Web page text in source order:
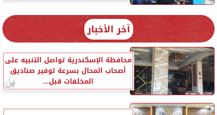
آخر الأخبار
محافظة الإسكندرية تواصل التنبيه على
أصحاب المحال بسرعة توفير صناديق
المخلفات قبل...